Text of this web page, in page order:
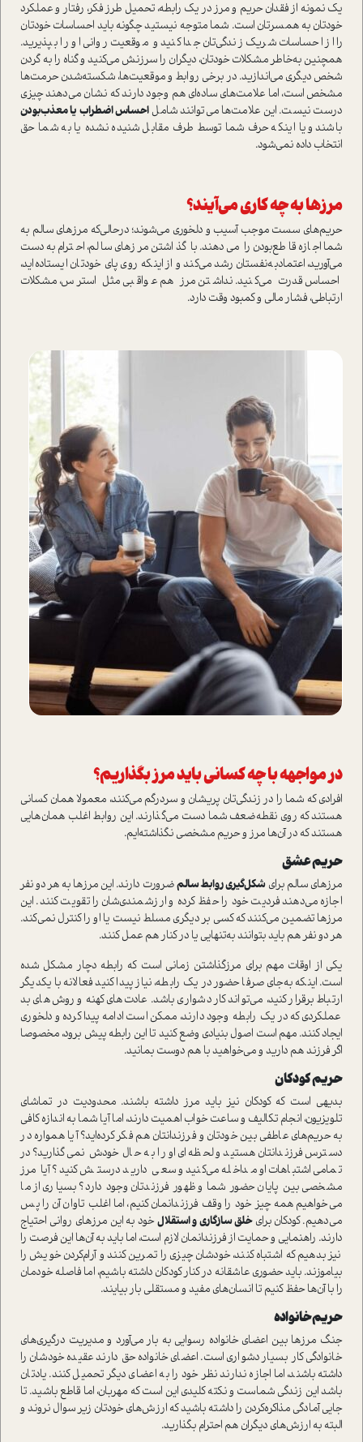
یک نمونه از فقدان حریم و مرز در یک رابطه، تحمیل طرز فکر، رفتار و عملکرد
خودتان به همسرتان است. شما متوجه نیستید چگونه باید احساسات خودتان
را از احساسات شریک زندگی‌تان جدا کنید و موقعیت روانی او را بپذیرید.
همچنین به‌خاطر مشکلات خودتان، دیگران را سرزنش می‌کنید و گناه را به گردن
شخص دیگری می‌اندازید. در برخی روابط و موقعیت‌ها، شکسته‌شدن حرمت‌ها
مشخص است، اما علامت‌های ساده‌ای هم وجود دارند که نشان می‌دهند چیزی
درست نیست. این علامت‌ها می‌توانند شامل احساس اضطراب یا معذب‌بودن
باشند و یا اینکه حرف شما توسط طرف مقابل شنیده نشده یا به شما حق
انتخاب داده نمی‌شود.
مرزها به چه کاری می‌آیند؟
حریم‌های سست موجب آسیب و دلخوری می‌شوند؛ در‌حالی‌که مرزهای سالم به
شما اجازه قاطع‌بودن را می‌دهند. با گذاشتن مرزهای سالم، احترام به‌دست
می‌آورید، اعتماد‌به‌نفستان رشد می‌کند و از اینکه روی پای خودتان ایستاده‌اید،
احساس قدرت می‌کنید. نداشتن مرز‌ هم عواقبی مثل استرس، مشکلات
ارتباطی، فشار مالی و کمبود وقت دارد.
در مواجهه با چه کسانی باید مرز بگذاریم؟
افرادی که شما را در زندگی‌تان پریشان و سردرگم می‌کنند، معمولا همان کسانی
هستند که روی نقطه‌ضعف شما دست می‌گذارند. این روابط اغلب همان‌هایی
هستند که در آن‌ها مرز و حریم مشخصی نگذاشته‌ایم.
حریم عشق
مرزهای سالم برایشکل‌گیری روابط سالمضرورت دارند. این مرزها به هر دو نفر
اجازه می‌دهند فردیت خود را حفظ کرده و ارزشمندی‌شان را تقویت کنند. این
مرزها تضمین می‌کنند که کسی بر دیگری مسلط نیست یا او را کنترل نمی‌کند.
هر دو نفر هم باید بتوانند به‌تنهایی یا در کنار هم عمل کنند.
یکی از اوقات مهم برای مرز‌گذاشتن زمانی است که رابطه دچار مشکل شده
است. اینکه به‌جای صرفا حضور در یک رابطه، نیاز پیدا کنید فعالانه با یکدیگر
ارتباط برقرار کنید، می‌تواند کار دشواری باشد. عادت‌های کهنه و روش‌های بد
عملکردی که در یک رابطه وجود دارند، ممکن است ادامه پیدا کرده و دلخوری
ایجاد کنند. مهم است اصول بنیادی وضع کنید تا این رابطه پیش برود، مخصوصا
اگر فرزند هم دارید و می‌خواهید با هم دوست بمانید.
حریم کودکان
بدیهی است که کودکان نیز باید مرز داشته باشند. محدودیت در تماشای
تلویزیون، انجام تکالیف و ساعت خواب اهمیت دارند، اما آیا شما به اندازه کافی
به حریم‌های عاطفی بین خودتان و فرزندانتان هم فکر کرده‌اید؟ آیا همواره در
دسترس فرزندانتان هستید و لحظه‌ای او را به حال خودش نمی‌گذارید؟ در
تمامی اشتباهات او مداخله می‌کنید و سعی دارید درستش کنید؟ آیا مرز
مشخصی بین پایان حضور شما و ظهور فرزندتان وجود دارد؟ بسیاری از ما
می‌خواهیم همه چیز خود را وقف فرزندانمان کنیم، اما اغلب تاوان آن را پس
می‌دهیم. کودکان برایخلق سازگاری و استقلال خود به این مرزهای روانی احتیاج
دارند. راهنمایی و حمایت از فرزندانمان لازم است، اما باید به آن‌ها این فرصت را
نیز بدهیم که اشتباه کنند، خودشان چیزی را تمرین کنند و آرام‌کردن خویش را
بیاموزند. باید حضوری عاشقانه در کنار کودکان داشته باشیم، اما فاصله خودمان
را با آن‌ها حفظ کنیم تا انسان‌های مفید و مستقلی بار بیایند.
حریم خانواده
جنگ مرزها بین اعضای خانواده رسوایی به بار می‌آورد و مدیریت درگیری‌های
خانوادگی کار بسیار دشواری است. اعضای خانواده حق دارند عقیده خودشان را
داشته باشند، اما اجازه ندارند نظر خود را به اعضای دیگر تحمیل کنند. یادتان
باشد این زندگی شماست و نکته کلیدی این است که مهربان، اما قاطع باشید. تا
جایی آمادگی مذاکره‌کردن را داشته باشید که ارزش‌های خودتان زیر سوال نروند و
البته به ارزش‌های دیگران هم احترام بگذارید.